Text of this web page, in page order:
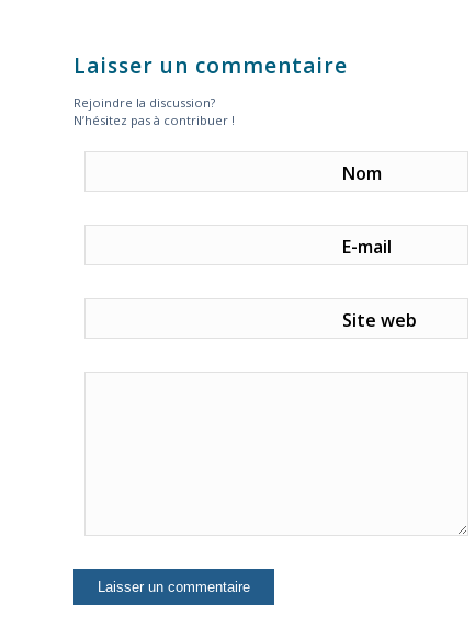
Laisser un commentaire
Rejoindre la discussion?
N’hésitez pas à contribuer !
Nom
E-mail
Site web